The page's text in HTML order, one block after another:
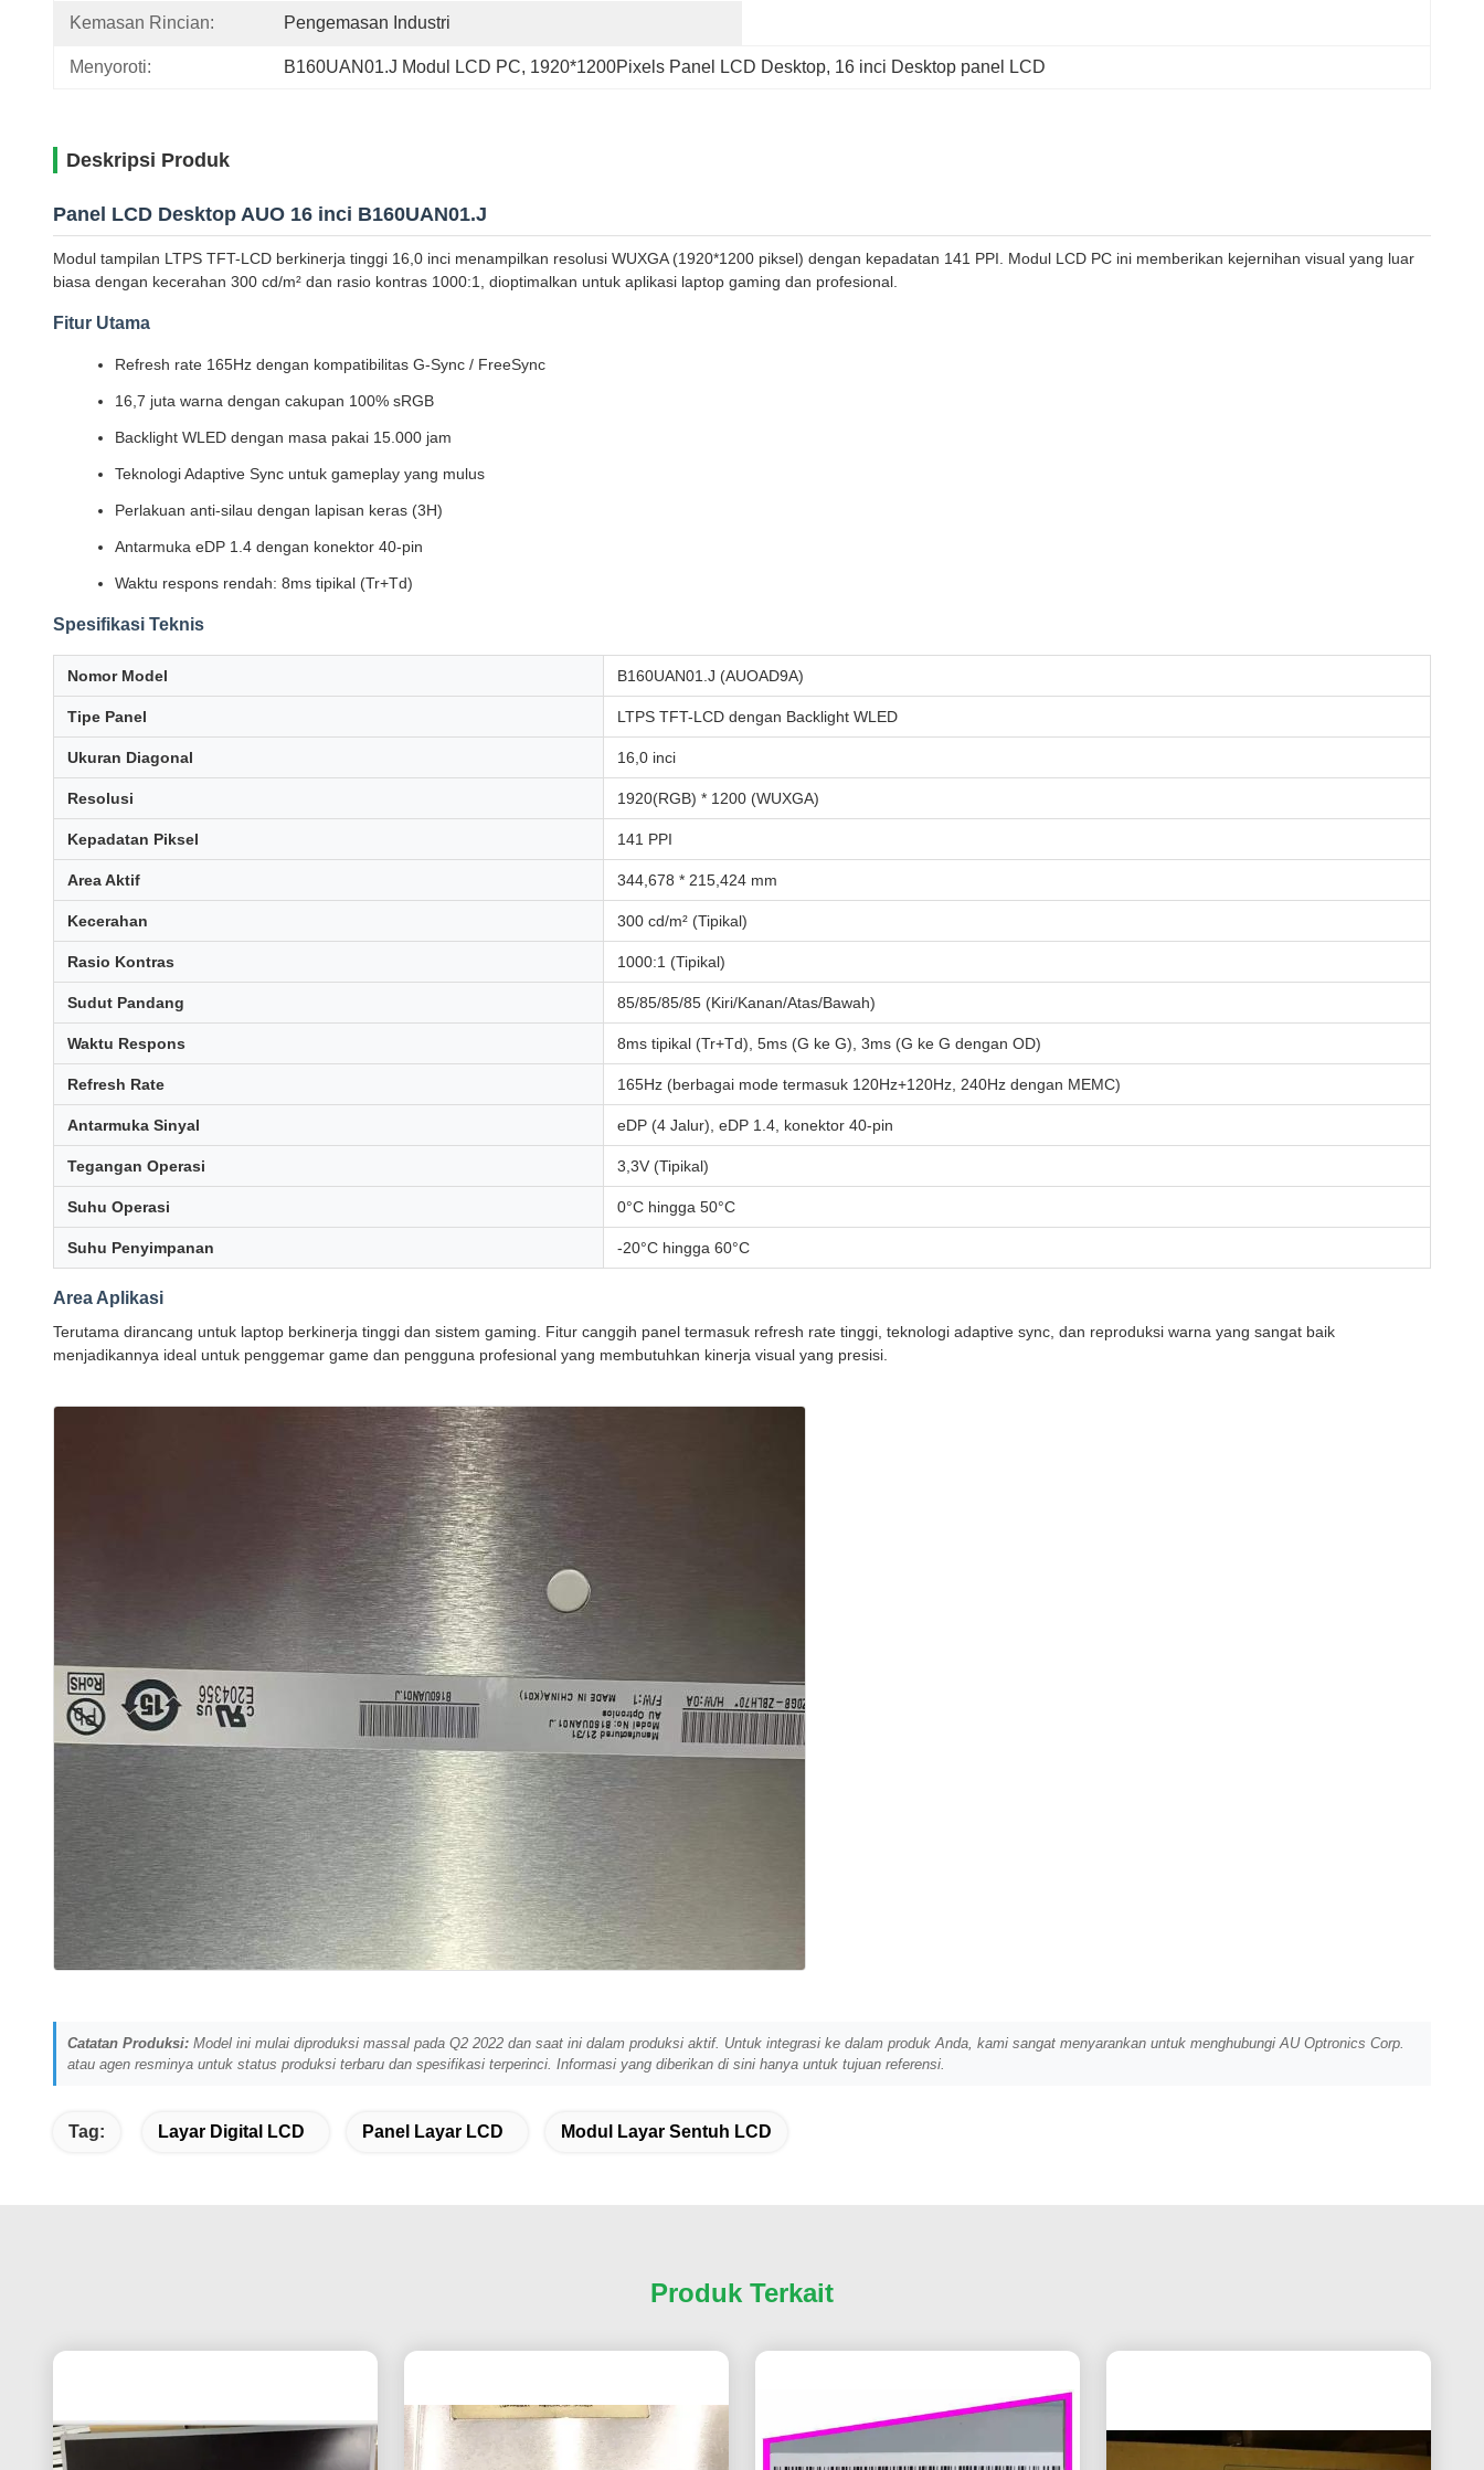
Kemasan Rincian: Pengemasan Industri
Menyoroti: B160UAN01.J Modul LCD PC, 1920*1200Pixels Panel LCD Desktop, 16 inci Desktop panel LCD
Deskripsi Produk
Panel LCD Desktop AUO 16 inci B160UAN01.J
Modul tampilan LTPS TFT-LCD berkinerja tinggi 16,0 inci menampilkan resolusi WUXGA (1920*1200 piksel) dengan kepadatan 141 PPI. Modul LCD PC ini memberikan kejernihan visual yang luar
biasa dengan kecerahan 300 cd/m² dan rasio kontras 1000:1, dioptimalkan untuk aplikasi laptop gaming dan profesional.
Fitur Utama
Refresh rate 165Hz dengan kompatibilitas G-Sync / FreeSync
16,7 juta warna dengan cakupan 100% sRGB
Backlight WLED dengan masa pakai 15.000 jam
Teknologi Adaptive Sync untuk gameplay yang mulus
Perlakuan anti-silau dengan lapisan keras (3H)
Antarmuka eDP 1.4 dengan konektor 40-pin
Waktu respons rendah: 8ms tipikal (Tr+Td)
Spesifikasi Teknis
Nomor Model B160UAN01.J (AUOAD9A)
Tipe Panel LTPS TFT-LCD dengan Backlight WLED
Ukuran Diagonal 16,0 inci
Resolusi 1920(RGB) * 1200 (WUXGA)
Kepadatan Piksel 141 PPI
Area Aktif 344,678 * 215,424 mm
Kecerahan 300 cd/m² (Tipikal)
Rasio Kontras 1000:1 (Tipikal)
Sudut Pandang 85/85/85/85 (Kiri/Kanan/Atas/Bawah)
Waktu Respons 8ms tipikal (Tr+Td), 5ms (G ke G), 3ms (G ke G dengan OD)
Refresh Rate 165Hz (berbagai mode termasuk 120Hz+120Hz, 240Hz dengan MEMC)
Antarmuka Sinyal eDP (4 Jalur), eDP 1.4, konektor 40-pin
Tegangan Operasi 3,3V (Tipikal)
Suhu Operasi 0°C hingga 50°C
Suhu Penyimpanan -20°C hingga 60°C
Area Aplikasi
Terutama dirancang untuk laptop berkinerja tinggi dan sistem gaming. Fitur canggih panel termasuk refresh rate tinggi, teknologi adaptive sync, dan reproduksi warna yang sangat baik
menjadikannya ideal untuk penggemar game dan pengguna profesional yang membutuhkan kinerja visual yang presisi.
Catatan Produksi: Model ini mulai diproduksi massal pada Q2 2022 dan saat ini dalam produksi aktif. Untuk integrasi ke dalam produk Anda, kami sangat menyarankan untuk menghubungi AU Optronics Corp.
atau agen resminya untuk status produksi terbaru dan spesifikasi terperinci. Informasi yang diberikan di sini hanya untuk tujuan referensi.
Tag: Layar Digital LCD Panel Layar LCD Modul Layar Sentuh LCD
Produk Terkait